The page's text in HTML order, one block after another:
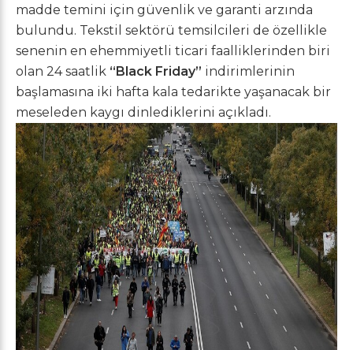
madde temini için güvenlik ve garanti arzında
bulundu. Tekstil sektörü temsilcileri de özellikle
senenin en ehemmiyetli ticari faalliklerinden biri
olan 24 saatlik “Black Friday” indirimlerinin
başlamasına iki hafta kala tedarikte yaşanacak bir
meseleden kaygı dinlediklerini açıkladı.